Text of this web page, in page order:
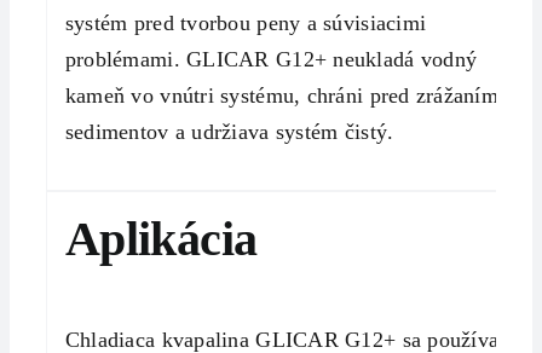
systém pred tvorbou peny a súvisiacimi
problémami. GLICAR G12+ neukladá vodný
kameň vo vnútri systému, chráni pred zrážaním
sedimentov a udržiava systém čistý.
Aplikácia
Chladiaca kvapalina GLICAR G12+ sa používa